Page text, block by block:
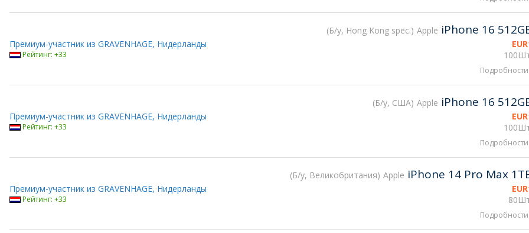
Б/у, Hong Kong spec. Apple iPhone 16
EUR
Премиум-участник из GRAVENHAGE, Нидерланды
Рейтинг: +33
Подробности
Б/у, США Apple iPhone 16
EUR
Премиум-участник из GRAVENHAGE, Нидерланды
Рейтинг: +33
Подробности
Б/у, Великобритания Apple iPhone 14 Pro Max
EUR
Премиум-участник из GRAVENHAGE, Нидерланды
Рейтинг: +33
Подробности